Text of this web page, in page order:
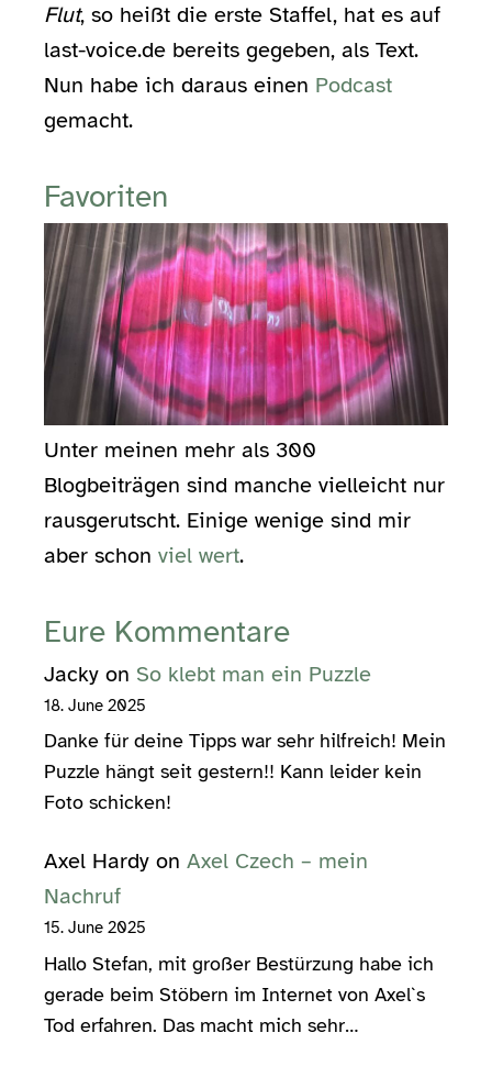
Flut, so heißt die erste Staffel, hat es auf
last-voice.de bereits gegeben, als Text.
Nun habe ich daraus einen Podcast
gemacht.
Favoriten
Unter meinen mehr als 300
Blogbeiträgen sind manche vielleicht nur
rausgerutscht. Einige wenige sind mir
aber schon viel wert.
Eure Kommentare
Jacky on So klebt man ein Puzzle
18. June 2025
Danke für deine Tipps war sehr hilfreich! Mein
Puzzle hängt seit gestern!! Kann leider kein
Foto schicken!
Axel Hardy on Axel Czech – mein
Nachruf
15. June 2025
Hallo Stefan, mit großer Bestürzung habe ich
gerade beim Stöbern im Internet von Axel`s
Tod erfahren. Das macht mich sehr…